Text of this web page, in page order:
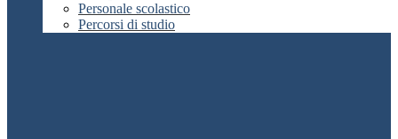
Personale scolastico
Percorsi di studio